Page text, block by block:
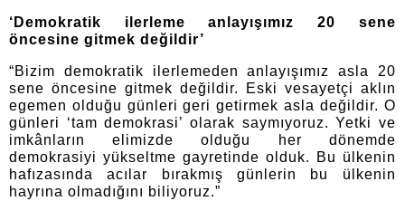
‘Demokratik ilerleme anlayışımız 20 sene
öncesine gitmek değildir’
“Bizim demokratik ilerlemeden anlayışımız asla 20
sene öncesine gitmek değildir.
Eski vesayetçi aklın
egemen olduğu günleri geri getirmek asla değildir. O
günleri ‘tam demokrasi’ olarak saymıyoruz. Yetki ve
imkânların elimizde olduğu her dönemde
demokrasiyi yükseltme gayretinde olduk.
Bu ülkenin
hafızasında acılar bırakmış günlerin bu ülkenin
hayrına olmadığını biliyoruz.”